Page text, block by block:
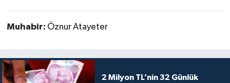
Muhabir: Öznur Atayeter
2 Milyon TL’nin 32 Günlük